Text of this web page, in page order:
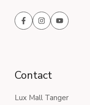
Contact
Lux Mall Tanger